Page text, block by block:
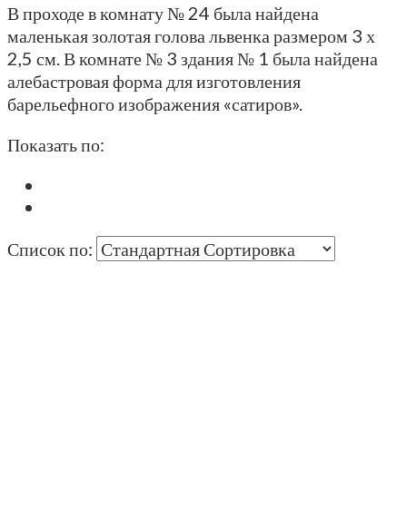
В проходе в комнату № 24 была найдена
маленькая золотая голова львенка размером 3 х
2,5 см. В комнате № 3 здания № 1 была найдена
алебастровая форма для изготовления
барельефного изображения «сатиров».
Показать по:
Список по: